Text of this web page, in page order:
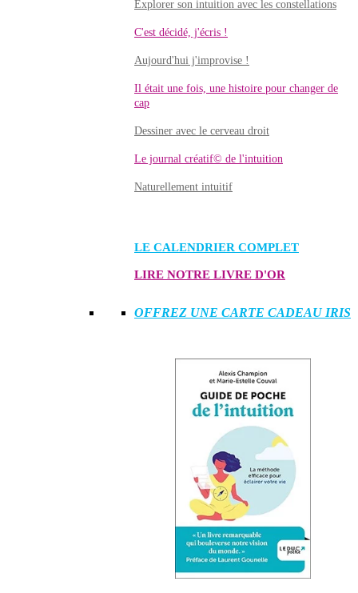
Explorer son intuition avec les constellations
C'est décidé, j'écris !
Aujourd'hui j'improvise !
Il était une fois, une histoire pour changer de
cap
Dessiner avec le cerveau droit
Le journal créatif© de l'intuition
Naturellement intuitif
LE CALENDRIER COMPLET
LIRE NOTRE LIVRE D'OR
OFFREZ UNE CARTE CADEAU IRIS